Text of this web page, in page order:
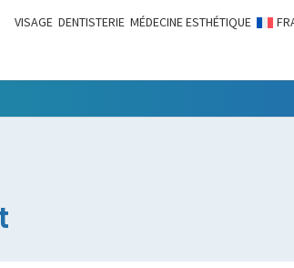
VISAGE DENTISTERIE MÉDECINE ESTHÉTIQUE